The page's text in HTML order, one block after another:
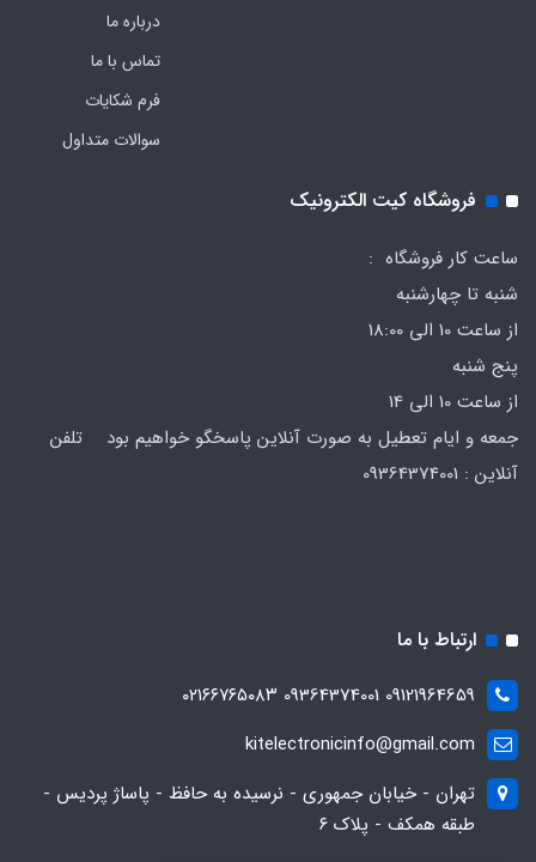
درباره ما
تماس با ما
فرم‌ شکایات
سوالات متداول
فروشگاه کیت الکترونیک
ساعت کار فروشگاه :
شنبه تا چهارشنبه
از ساعت 10 الی 18:00
پنج شنبه
از ساعت 10 الی 14
جمعه و ایام تعطیل به صورت آنلاین پاسخگو خواهیم بود تلفن
ارتباط با ما
09121964659 09364374001 ۰۲۱۶۶۷۶۵۰۸۳
kitelectronicinfo@gmail.com
تهران - خیابان جمهوری - نرسیده به حافظ - پاساژ پردیس -
طبقه همکف - پلاک ۶